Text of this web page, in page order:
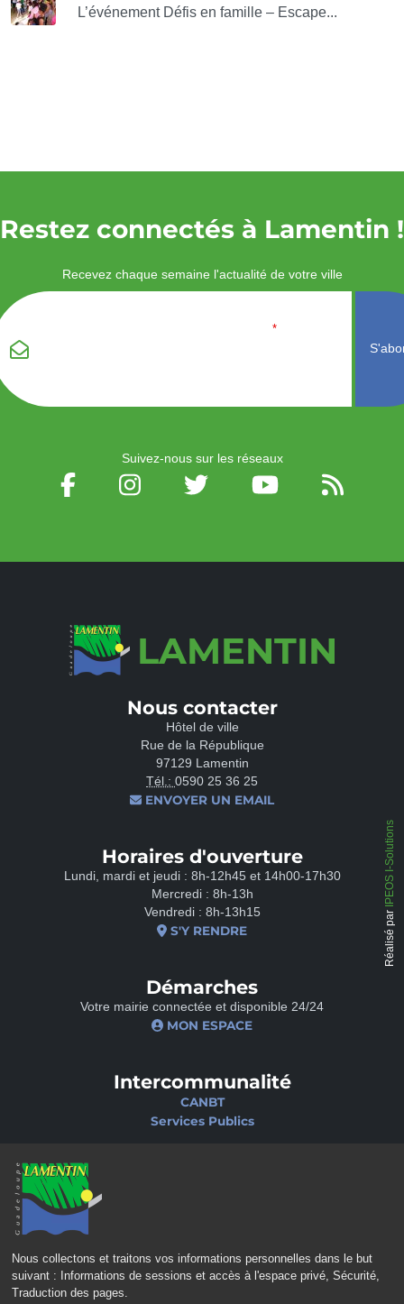
Nous collectons et traitons vos informations personnelles dans le but
suivant :
Informations de sessions et accès à l'espace privé, Sécurité,
Traduction des pages
L’événement Défis en famille – Escape...
LAMENTIN
Nous contacter
Hôtel de ville
Rue de la République
97129 Lamentin
Tél.: 0590 25 36 25
ENVOYER UN EMAIL
Horaires d'ouverture
Lundi, mardi et jeudi : 8h-12h45 et 14h00-17h30
Mercredi : 8h-13h
Vendredi : 8h-13h15
S'Y RENDRE
Démarches
Votre mairie connectée et disponible 24/24
MON ESPACE
Intercommunalité
CANBT
Services Publics
Ciné-Théâtre
Restez connectés à Lamentin !
Recevez chaque semaine l'actualité de votre ville
*
Suivez-nous sur les réseaux
Réalisé par
IPEOS I-Solutions